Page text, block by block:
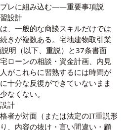
レに組み込む——重要事項説
設計
、一般的な商談スキルだけでは
きが複数ある。宅地建物取引業
明（以下、重説）と37条書面
ローンの相談・資金計画、内見
がこれらに習熟するには時間が
十分な反復ができていないまま
なくない。
計
者が対面（または法定のIT重説形
、内容の抜け・言い間違い・顧